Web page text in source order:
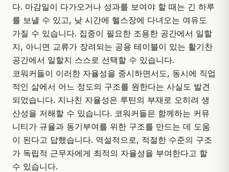
다. 마감일이 다가오거나 성과를 보여야 할 때는 긴 하루
를 보낼 수 있고, 낮 시간에 헬스장에 다녀오는 여유도
가질 수 있습니다. 집중이 필요한 조용한 공간에서 일할
지, 아니면 교류가 장려되는 공용 테이블이 있는 활기찬
공간에서 일할지 스스로 선택할 수 있습니다.
코워커들이 이러한 자율성을 중시하면서도, 동시에 직업
적인 삶에서 어느 정도의 구조를 원한다는 사실도 발견
되었습니다. 지나친 자율성은 루틴의 부재로 오히려 생
산성을 저해할 수 있습니다. 코워커들은 함께하는 커뮤
니티가 규율과 동기부여를 위한 구조를 만드는 데 도움
이 된다고 답했습니다. 역설적으로, 적절한 수준의 구조
가 독립적 근무자에게 최적의 자율성을 부여한다고 할
수 있습니다.